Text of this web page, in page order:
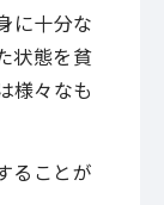
に十分な
状態を貧
様々なも
ることが